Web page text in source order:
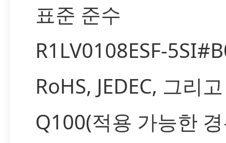
표준 준수
R1LV0108ESF-
RoHS, JEDEC, 그리
Q100(적용 가능한